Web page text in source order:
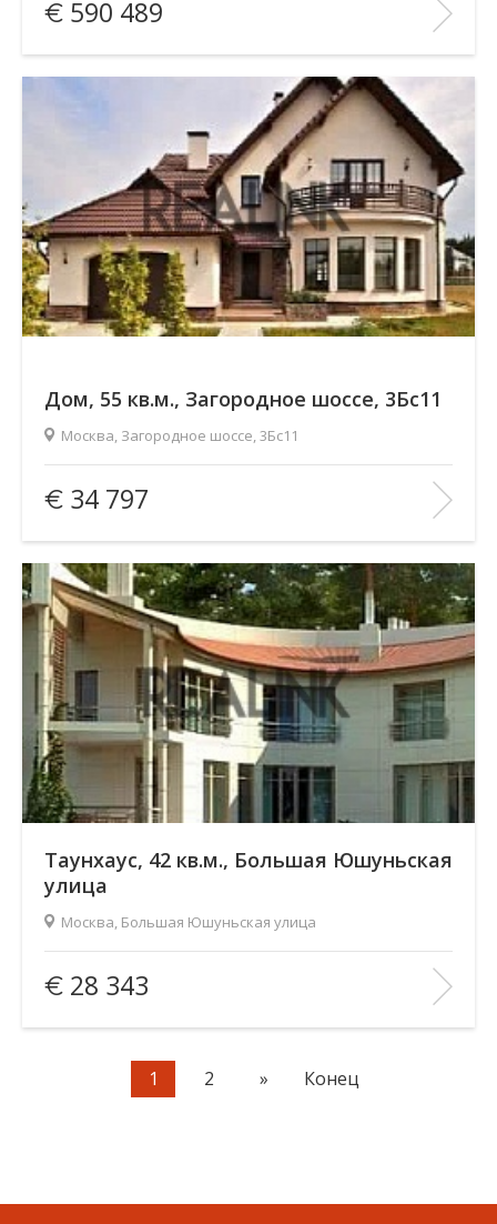
Количество комнат:
5
Этаж:
3/3
590 489
Дом, 55 кв.м., Загородное шоссе, 3Бс11
Москва, Загородное шоссе, 3Бс11
Площадь(общ. /жил. /кухня), м2:
55/—/20
Количество комнат:
7
Этаж:
5/6
В ИЗБРАННОЕ
34 797
Таунхаус, 42 кв.м., Большая Юшуньская
улица
Москва, Большая Юшуньская улица
Площадь(общ. /жил. /кухня), м2:
42/—/14
Количество комнат:
1
Этаж:
2/8
В ИЗБРАННОЕ
28 343
1 2 » Конец